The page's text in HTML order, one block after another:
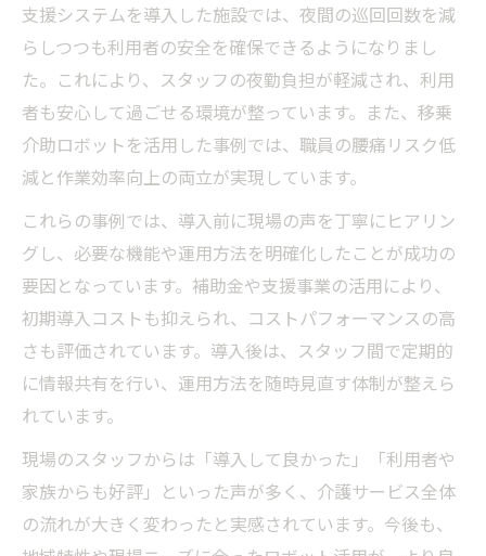
支援システムを導入した施設では、夜間の巡回回数を減
らしつつも利用者の安全を確保できるようになりまし
た。これにより、スタッフの夜勤負担が軽減され、利用
者も安心して過ごせる環境が整っています。また、移乗
介助ロボットを活用した事例では、職員の腰痛リスク低
減と作業効率向上の両立が実現しています。
これらの事例では、導入前に現場の声を丁寧にヒアリン
グし、必要な機能や運用方法を明確化したことが成功の
要因となっています。補助金や支援事業の活用により、
初期導入コストも抑えられ、コストパフォーマンスの高
さも評価されています。導入後は、スタッフ間で定期的
に情報共有を行い、運用方法を随時見直す体制が整えら
れています。
現場のスタッフからは「導入して良かった」「利用者や
家族からも好評」といった声が多く、介護サービス全体
の流れが大きく変わったと実感されています。今後も、